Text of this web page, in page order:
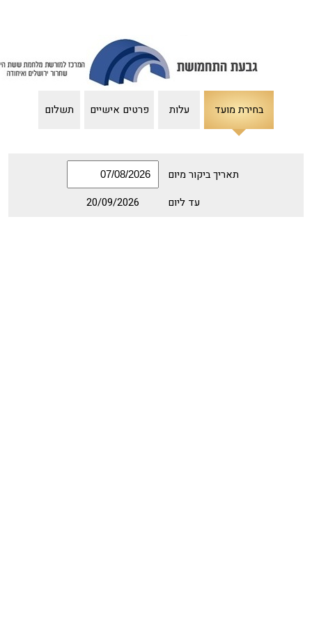
בחירת מועד עלות פרטים אישיים תשלום
תאריך ביקור מיום
עד ליום